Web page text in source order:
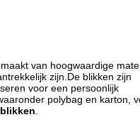
van hoogwaardige
zijn.De blikken zijn
voor een persoonlijk
polybag en karton,